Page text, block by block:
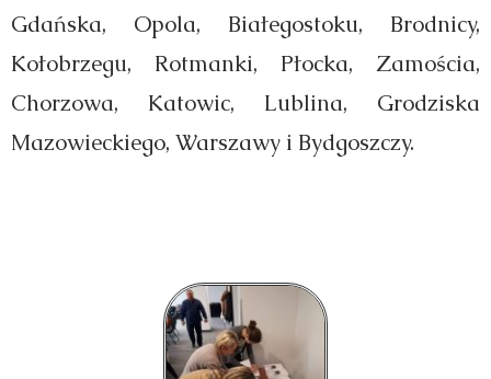
Gdańska, Opola, Białegostoku, Brodnicy,
Kołobrzegu, Rotmanki, Płocka, Zamościa,
Chorzowa, Katowic, Lublina, Grodziska
Mazowieckiego, Warszawy i Bydgoszczy.